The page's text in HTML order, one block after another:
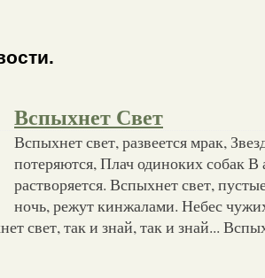
Вспыхнет Свет
Вспыхнет свет, развеется мрак,
потеряются, Плач одиноких собак В
растворяется. Вспыхнет свет,
ночь, режут кинжалами. Небес
свет, так и знай, так и знай...